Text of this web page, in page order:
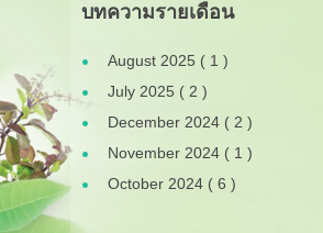
บทความรายเดือน
August 2025 ( 1 )
July 2025 ( 2 )
December 2024 ( 2 )
November 2024 ( 1 )
October 2024 ( 6 )